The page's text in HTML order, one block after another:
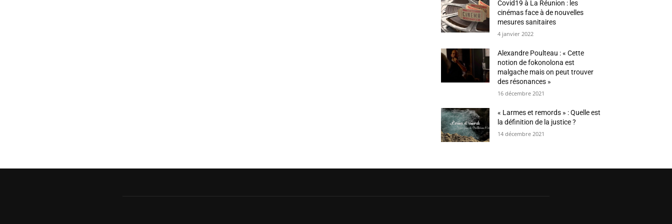
Covid19 à La Réunion : les
cinémas face à de nouvelles
mesures sanitaires
4 janvier 2022
Alexandre Poulteau : « Cette
notion de fokonolona est
malgache mais on peut trouver
des résonances »
16 décembre 2021
« Larmes et remords » : Quelle est
la définition de la justice ?
14 décembre 2021